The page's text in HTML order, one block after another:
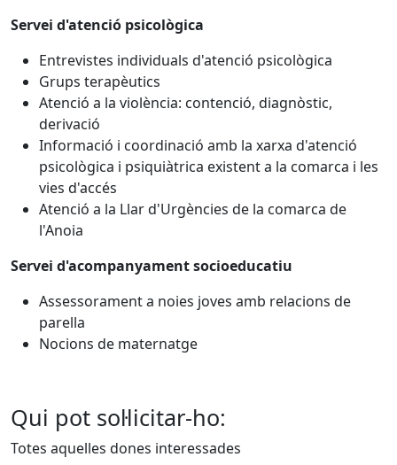
Servei d'atenció psicològica
Entrevistes individuals d'atenció psicològica
Grups terapèutics
Atenció a la violència: contenció, diagnòstic,
derivació
Informació i coordinació amb la xarxa d'atenció
psicològica i psiquiàtrica existent a la comarca i les
vies d'accés
Atenció a la Llar d'Urgències de la comarca de
l'Anoia
Servei d'acompanyament socioeducatiu
Assessorament a noies joves amb relacions de
parella
Nocions de maternatge
Qui pot sol·licitar-ho:
Totes aquelles dones interessades